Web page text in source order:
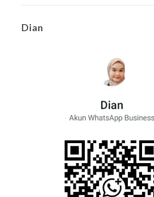
Dian